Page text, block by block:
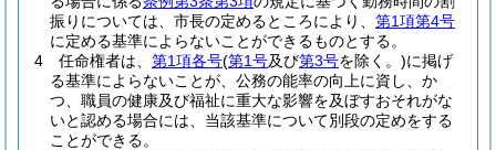
振りについては、市長の定めるところにより、 第1項第4号
に定める基準によらないことができるものとする。
4
任命権者は、 第1項各号(第1号及び第3号を除く。)に掲げ
る基準によらないことが、公務の能率の向上に資し、か
つ、職員の健康及び福祉に重大な影響を及ぼすおそれがな
いと認める場合には、当該基準について別段の定めをする
ことができる。